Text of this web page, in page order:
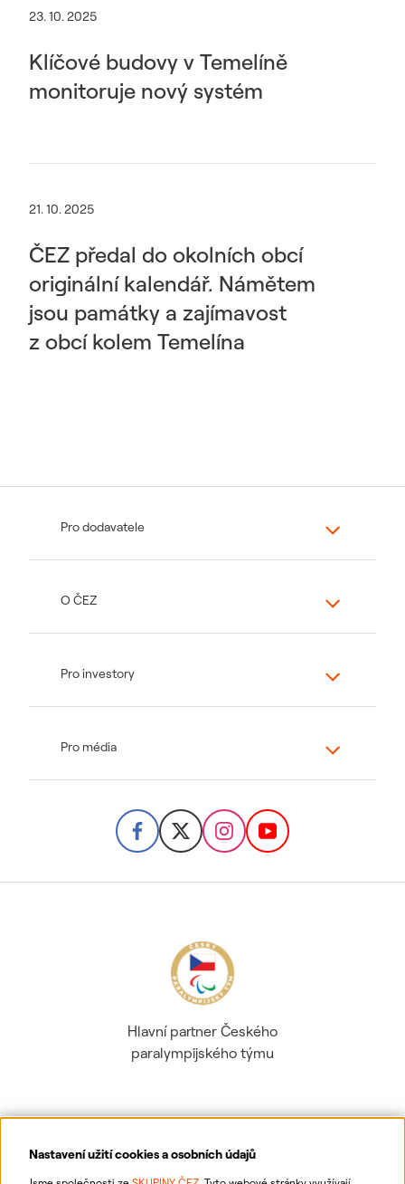
Nastavení užití cookies a osobních údajů
23. 10. 2025
Klíčové budovy v Temelíně
monitoruje nový systém
21. 10. 2025
ČEZ předal do okolních obcí
originální kalendář. Námětem
jsou památky a zajímavost
z obcí kolem Temelína
Pro dodavatele
O ČEZ
Pro investory
Pro média
Hlavní partner Českého
paralympijského týmu
Ochrana osobních údajů